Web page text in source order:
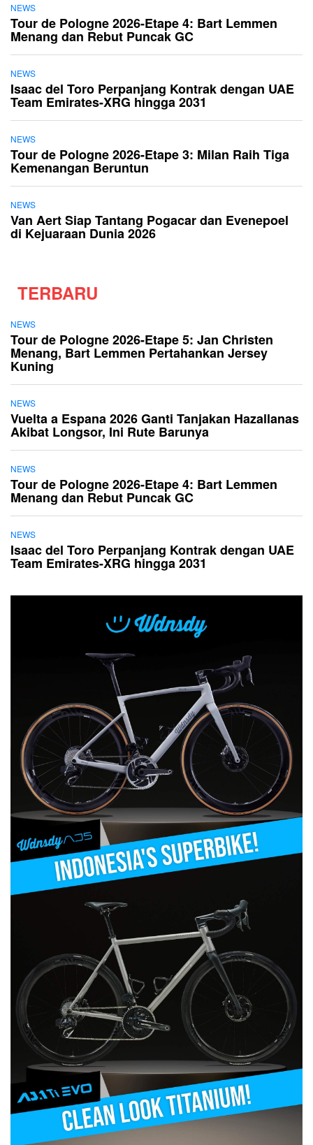
NEWS
Tour de Pologne 2026-Etape 4: Bart Lemmen
Menang dan Rebut Puncak GC
NEWS
Isaac del Toro Perpanjang Kontrak dengan UAE
Team Emirates-XRG hingga 2031
NEWS
Tour de Pologne 2026-Etape 3: Milan Raih Tiga
Kemenangan Beruntun
NEWS
Van Aert Siap Tantang Pogacar dan Evenepoel
di Kejuaraan Dunia 2026
TERBARU
NEWS
Tour de Pologne 2026-Etape 5: Jan Christen
Menang, Bart Lemmen Pertahankan Jersey
Kuning
NEWS
Vuelta a Espana 2026 Ganti Tanjakan Hazallanas
Akibat Longsor, Ini Rute Barunya
NEWS
Tour de Pologne 2026-Etape 4: Bart Lemmen
Menang dan Rebut Puncak GC
NEWS
Isaac del Toro Perpanjang Kontrak dengan UAE
Team Emirates-XRG hingga 2031